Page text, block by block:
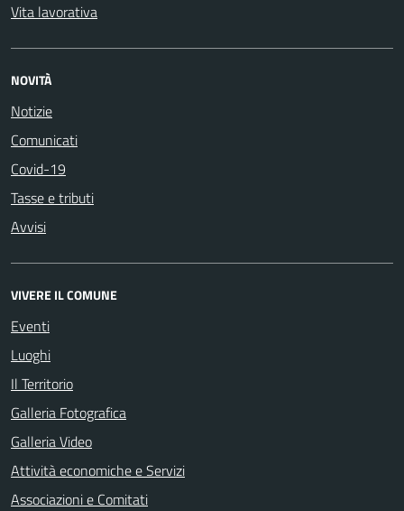
Vita lavorativa
NOVITÀ
Notizie
Comunicati
Covid-19
Tasse e tributi
Avvisi
VIVERE IL COMUNE
Eventi
Luoghi
Il Territorio
Galleria Fotografica
Galleria Video
Attività economiche e Servizi
Associazioni e Comitati